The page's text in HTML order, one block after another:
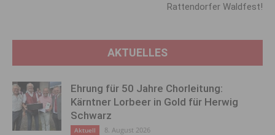
Rattendorfer Waldfest!
AKTUELLES
Ehrung für 50 Jahre Chorleitung:
Kärntner Lorbeer in Gold für Herwig
Schwarz
Aktuell 8. August 2026